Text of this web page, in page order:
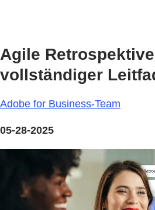
Agile
vollständiger
Adobe for Business-Team
05-28-2025